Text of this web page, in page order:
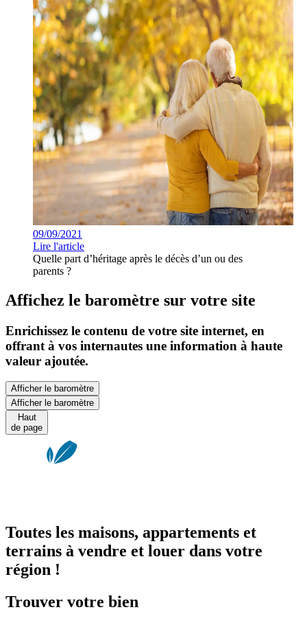
09/09/2021
Lire l'article
Quelle part d’héritage après le décès d’un ou des
parents ?
Affichez le baromètre sur votre site
Enrichissez le contenu de votre site internet, en
offrant à vos internautes une information à haute
valeur ajoutée.
Afficher le baromètre
Afficher le baromètre
Haut
de page
Toutes les maisons, appartements et
terrains à vendre et louer dans votre
région !
Trouver votre bien